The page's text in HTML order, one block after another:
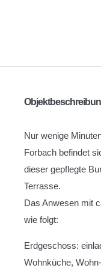
Nur wenige
Forbach befindet
dieser gepflegte
Terrasse.
Das Anwesen mit
wie folgt:
Erdgeschoss:
Wohnküche,